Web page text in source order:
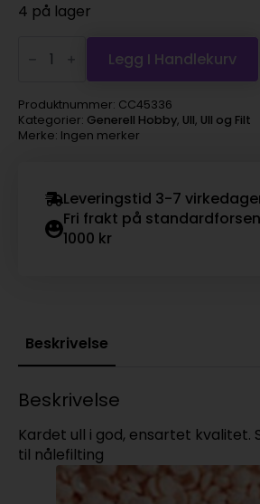
4 på lager
3x10g
antall
Legg I Handlekurv
Produktnummer: CC45336
Kategorier: Generell Hobby, Ull, Ull og Filt
Merke: Ingen merker
Leveringstid 3-7
Fri frakt på
1000 kr
Beskrivelse
Beskrivelse
Kardet ull i god, ensartet kvalitet.
til nålefilting